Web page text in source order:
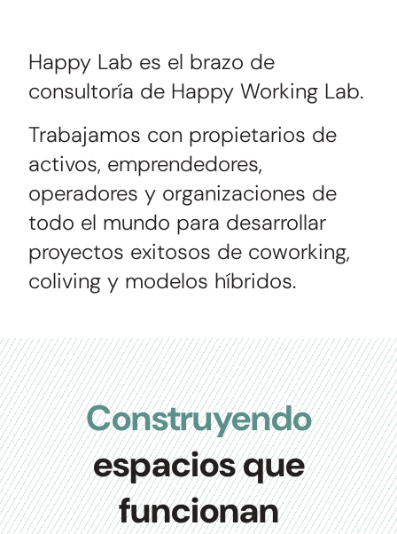
Happy Lab es el brazo de
consultoría de Happy Working Lab.
Trabajamos con propietarios de
activos, emprendedores,
operadores y organizaciones de
todo el mundo para desarrollar
proyectos exitosos de coworking,
coliving y modelos híbridos.
Construyendo
espacios que
funcionan